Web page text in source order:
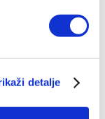
detalje
u
listu